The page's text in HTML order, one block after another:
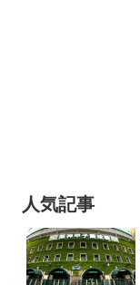
人気記事